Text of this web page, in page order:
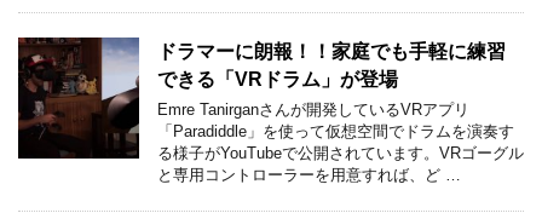
ドラマーに朗報！！家庭でも手軽に練習
できる「VRドラム」が登場
Emre Tanirganさんが開発しているVRアプリ
「Paradiddle」を使って仮想空間でドラムを演奏す
る様子がYouTubeで公開されています。VRゴーグル
と専用コントローラーを用意すれば、ど …